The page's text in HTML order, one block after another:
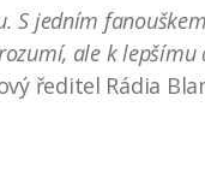
S jedním
ale k lepšímu
ředitel Rádia